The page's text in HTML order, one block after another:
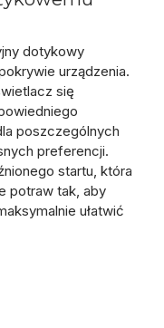
dotykowy
urządzenia.
się
poszczególnych
preferencji.
startu , która
potraw tak, aby
ułatwić